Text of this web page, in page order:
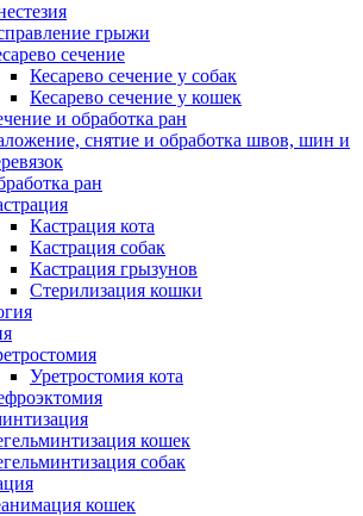
грыжи
сечение
Кесарево сечение у собак
Кесарево сечение у кошек
и обработка ран
снятие и обработка швов, шин и
ран
Кастрация кота
Кастрация собак
Кастрация грызунов
Стерилизация кошки
Уретростомия кота
кошек
собак
кошек